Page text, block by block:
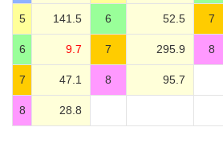
5 141.5 6 52.5 7
6 9.7 7 295.9 8
7 47.1 8 95.7
8 28.8